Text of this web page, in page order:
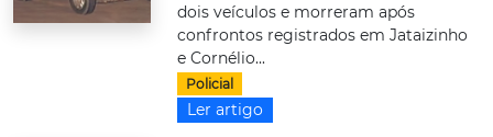
dois veículos e morreram após
confrontos registrados em Jataizinho
e Cornélio...
Policial
Ler artigo